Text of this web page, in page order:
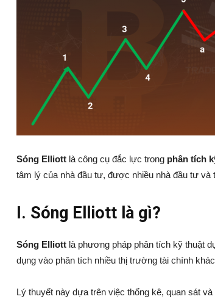
Sóng Elliott là công cụ đắc lực trong phân tích
tâm lý của nhà đầu tư, được nhiều nhà đầu tư và
I. Sóng Elliott là gì?
Sóng Elliott là phương pháp phân tích kỹ thuật
dụng vào phân tích nhiều thị trường tài chính
Lý thuyết này dựa trên việc thống kê, quan sát